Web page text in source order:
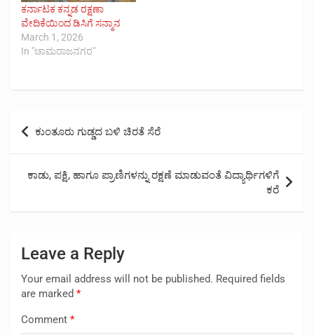
ಕರ್ನಾಟಕ ಕನ್ನಡ ರಕ್ಷಣಾ
ವೇದಿಕೆಯಿಂದ ಡಿಸಿಗೆ ಸನ್ಮಾನ
March 1, 2026
In "ಚಾಮರಾಜನಗರ"
Post
navigation
ಕುಂತೂರು ಗುಡ್ಡದ ಬಳಿ ಚಿರತೆ ಸೆರೆ
ಕಾಡು, ಪಕ್ಷಿ, ಹಾಗೂ ಪ್ರಾಣಿಗಳನ್ನು ರಕ್ಷಣೆ ಮಾಡುವಂತೆ ವಿದ್ಯಾರ್ಥಿಗಳಿಗೆ
ಕರೆ
Leave a Reply
Your email address will not be published. Required fields
are marked *
Comment *